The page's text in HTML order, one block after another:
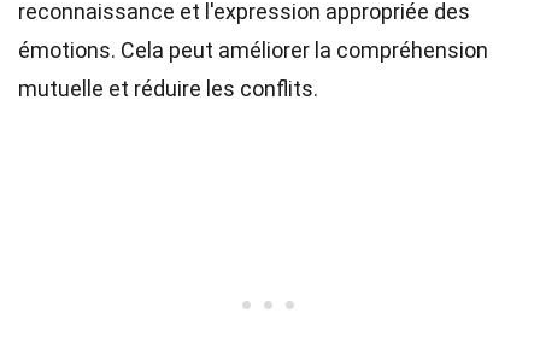
reconnaissance et l'expression appropriée des
émotions. Cela peut améliorer la compréhension
mutuelle et réduire les conflits.